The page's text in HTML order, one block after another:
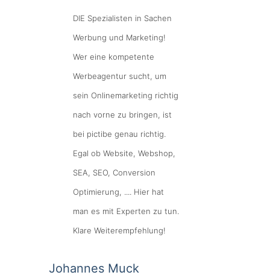
DIE Spezialisten in Sachen
Werbung und Marketing!
Wer eine kompetente
Werbeagentur sucht, um
sein Onlinemarketing richtig
nach vorne zu bringen, ist
bei pictibe genau richtig.
Egal ob Website, Webshop,
SEA, SEO, Conversion
Optimierung, .... Hier hat
man es mit Experten zu tun.
Klare Weiterempfehlung!
Johannes Muck